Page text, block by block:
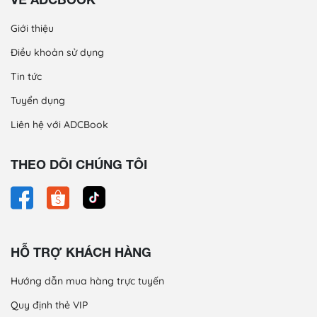
Giới thiệu
Điều khoản sử dụng
Tin tức
Tuyển dụng
Liên hệ với ADCBook
THEO DÕI CHÚNG TÔI
HỖ TRỢ KHÁCH HÀNG
Hướng dẫn mua hàng trực tuyến
Quy định thẻ VIP